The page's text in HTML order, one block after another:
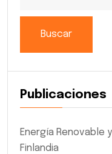
Buscar
Publicaciones
Energía Renovable
Finlandia